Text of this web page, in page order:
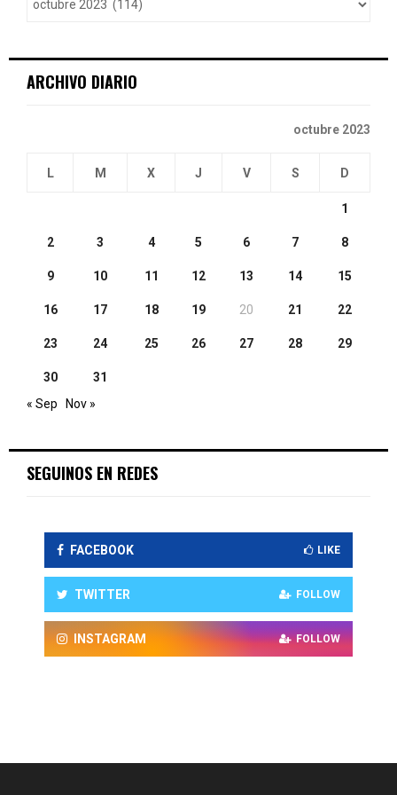
ARCHIVO DIARIO
octubre 2023
L M X J V S D
1
2 3 4 5 6 7 8
9 10 11 12 13 14 15
16 17 18 19 20 21 22
23 24 25 26 27 28 29
30
31
« Sep
Nov »
SEGUINOS EN REDES
FACEBOOK LIKE
TWITTER FOLLOW
INSTAGRAM FOLLOW